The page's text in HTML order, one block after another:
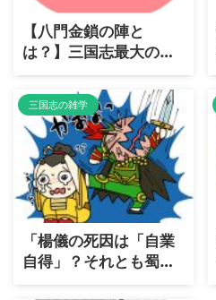
【八門金鎖の陣と
は？】三国志最大の
罠・八門金鎖の陣の恐
怖と攻略方法を徹底解
説三国志の雑学
「楊儀の死因は「自業
自得」？それとも蜀の
宿命だったのか？